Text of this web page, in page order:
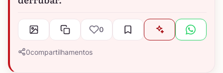
0
0compartilhamentos